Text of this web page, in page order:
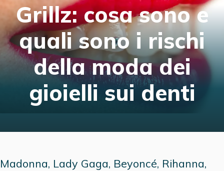
Grillz: cosa sono e
quali sono i rischi
della moda dei
gioielli sui denti
Madonna, Lady Gaga, Beyoncé, Rihanna,